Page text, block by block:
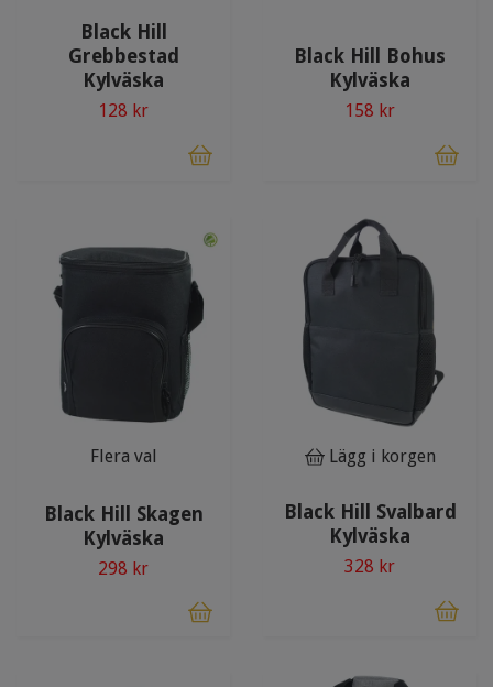
Black Hill
Grebbestad
Kylväska
128 kr
Black Hill Bohus
Kylväska
158 kr
Flera val
Black Hill Skagen
Kylväska
298 kr
Lägg i korgen
Black Hill Svalbard
Kylväska
328 kr